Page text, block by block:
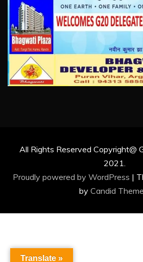
All Rights Reserved Copyright@
2021.
Proudly powered by WordPress |
by Candid
Translate »